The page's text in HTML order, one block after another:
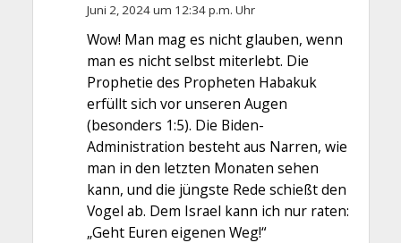
Juni 2, 2024 um 12:34 p.m. Uhr
Wow! Man mag es nicht glauben, wenn
man es nicht selbst miterlebt. Die
Prophetie des Propheten Habakuk
erfüllt sich vor unseren Augen
(besonders 1:5). Die Biden-
Administration besteht aus Narren, wie
man in den letzten Monaten sehen
kann, und die jüngste Rede schießt den
Vogel ab. Dem Israel kann ich nur raten:
„Geht Euren eigenen Weg!“